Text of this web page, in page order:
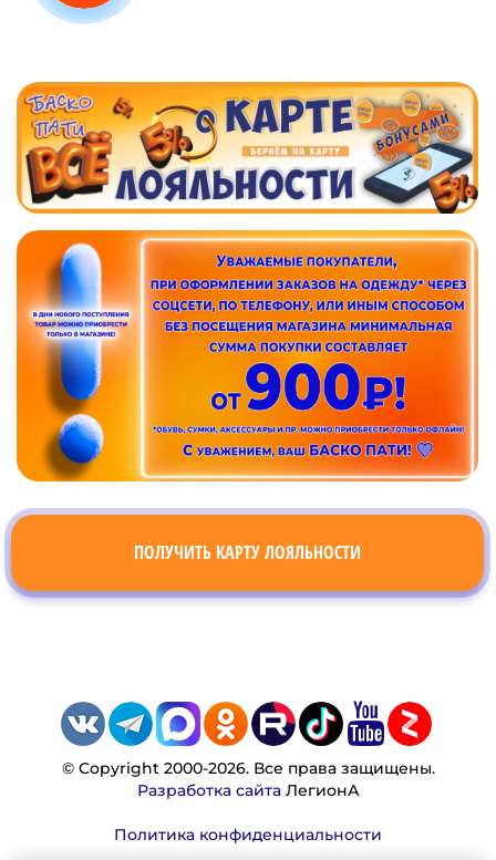
ПОЛУЧИТЬ КАРТУ ЛОЯЛЬНОСТИ
© Copyright 2000-2026. Все права защищены.
Разработка сайтаЛегионА
Политика конфиденциальности